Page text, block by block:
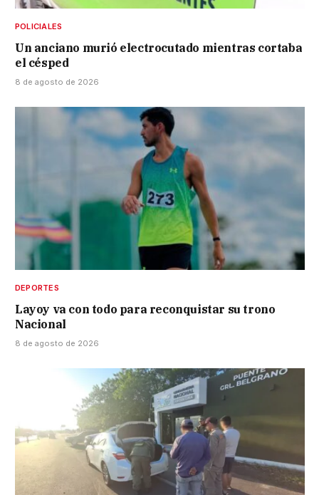
POLICIALES
Un anciano murió electrocutado mientras cortaba
el césped
8 de agosto de 2026
DEPORTES
Layoy va con todo para reconquistar su trono
Nacional
8 de agosto de 2026